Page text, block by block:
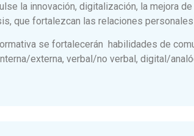
la innovación, digitalización, la mejora
que fortalezcan las relaciones
se fortalecerán habilidades de
externa, verbal/no verbal, digital/